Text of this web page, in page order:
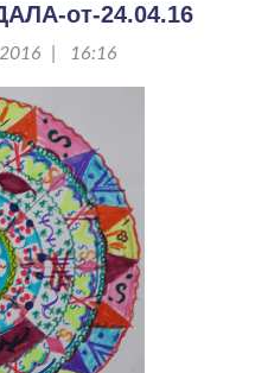
от-24.04.16
2016 | 16:16